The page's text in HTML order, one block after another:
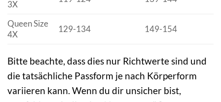
3X
Queen Size
4X
129-134 149-154
Bitte beachte, dass dies nur Richtwerte sind und
die tatsächliche Passform je nach Körperform
variieren kann. Wenn du dir unsicher bist,